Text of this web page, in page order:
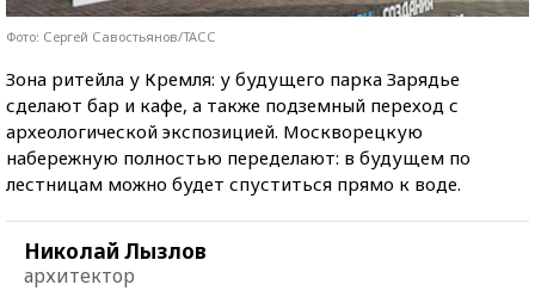
Фото: Сергей Савостьянов/ТАСС
Зона ритейла у Кремля: у будущего парка Зарядье
сделают бар и кафе, а также подземный переход с
археологической экспозицией. Москворецкую
набережную полностью переделают: в будущем по
лестницам можно будет спуститься прямо к воде.
Николай Лызлов
архитектор